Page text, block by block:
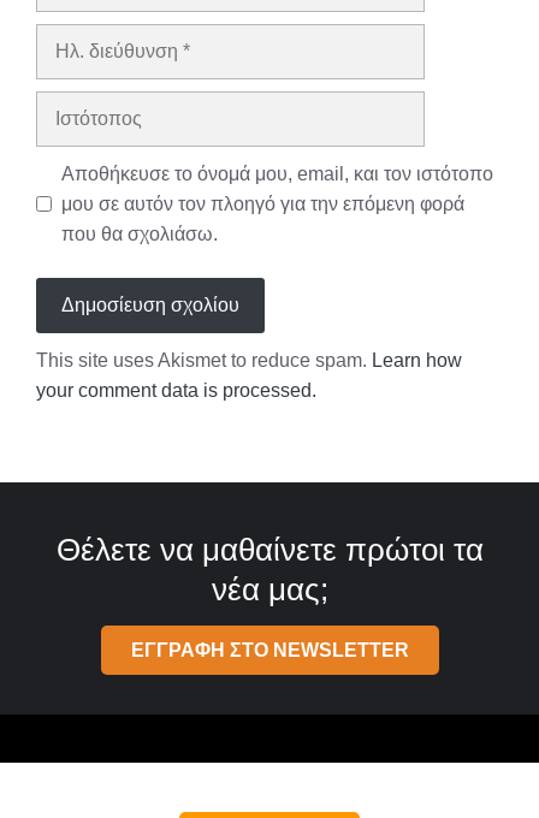
Ηλ.
Ιστότοπος
Αποθήκευσε το όνομά μου, email, και τον ιστότοπο
μου σε αυτόν τον πλοηγό για την επόμενη φορά
που θα σχολιάσω.
This site uses Akismet to reduce spam. Learn how
your comment data is processed.
Θέλετε να μαθαίνετε πρώτοι τα
νέα μας;
ΕΓΓΡΑΦΗ ΣΤΟ NEWSLETTER